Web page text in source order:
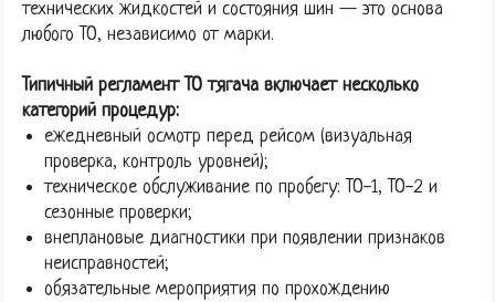
технических жидкостей и состояния шин — это основа
любого ТО, независимо от марки.
Типичный регламент ТО тягача включает несколько
категорий процедур:
ежедневный осмотр перед рейсом (визуальная
проверка, контроль уровней);
техническое обслуживание по пробегу: ТО-1, ТО-2 и
сезонные проверки;
внеплановые диагностики при появлении признаков
неисправностей;
обязательные мероприятия по прохождению